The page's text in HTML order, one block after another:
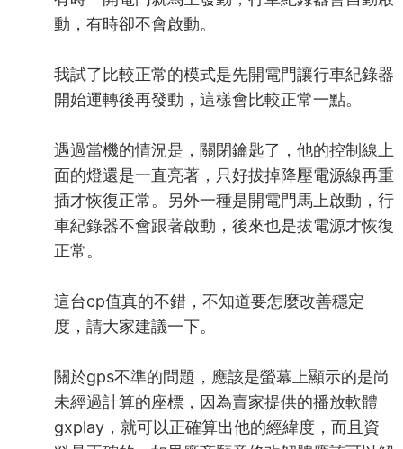
動，有時卻不會啟動。
我試了比較正常的模式是先開電門讓行車紀錄器
開始運轉後再發動，這樣會比較正常一點。
遇過當機的情況是，關閉鑰匙了，他的控制線上
面的燈還是一直亮著，只好拔掉降壓電源線再重
插才恢復正常。另外一種是開電門馬上啟動，行
車紀錄器不會跟著啟動，後來也是拔電源才恢復
正常。
這台cp值真的不錯，不知道要怎麼改善穩定
度，請大家建議一下。
關於gps不準的問題，應該是螢幕上顯示的是尚
未經過計算的座標，因為賣家提供的播放軟體
gxplay，就可以正確算出他的經緯度，而且資